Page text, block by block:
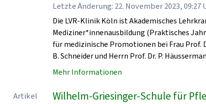
Letzte Änderung: 22. November 2023, 09:27
Die LVR-Klinik Köln ist Akademisches
Mediziner*innenausbildung (Praktisches
für medizinische Promotionen bei Frau Prof.
B. Schneider und Herrn Prof. Dr. P.
Mehr Informationen
Artikel Wilhelm-Griesinger-Schule für